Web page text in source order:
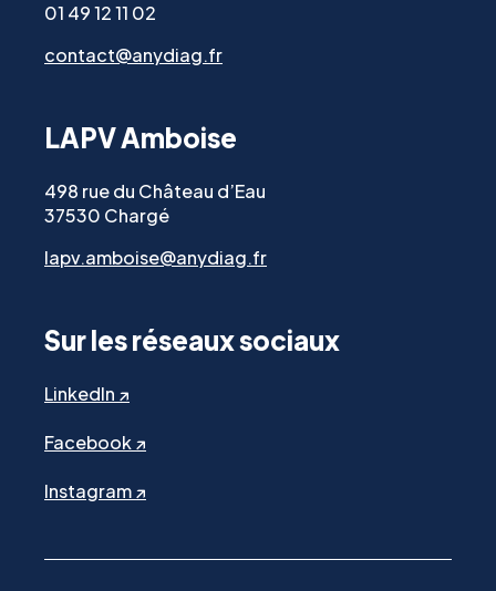
01 49 12 11 02
contact@anydiag.fr
LAPV Amboise
498 rue du Château d’Eau
37530 Chargé
lapv.amboise@anydiag.fr
Sur les réseaux sociaux
LinkedIn ↗
Facebook ↗
Instagram ↗